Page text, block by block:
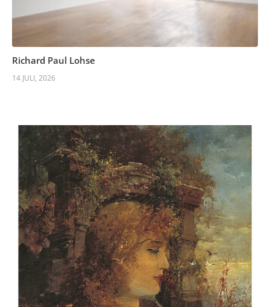
Richard Paul Lohse
14 JULI, 2026